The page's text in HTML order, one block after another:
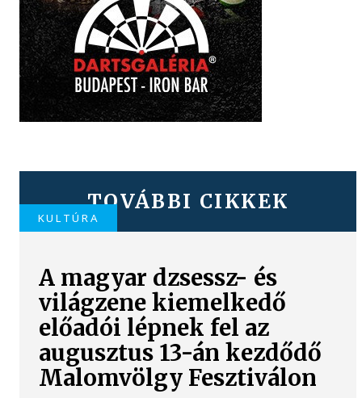
TOVÁBBI CIKKEK
KULTÚRA
A magyar dzsessz- és
világzene kiemelkedő
előadói lépnek fel az
augusztus 13-án kezdődő
Malomvölgy Fesztiválon